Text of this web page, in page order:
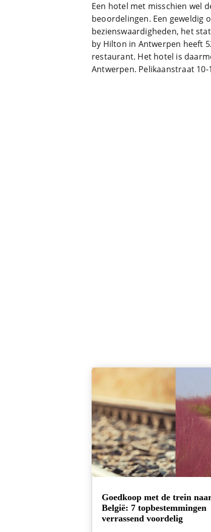
Een hotel met misschien wel
beoordelingen. Een geweldig
bezienswaardigheden, het
by Hilton in Antwerpen heeft
restaurant. Het hotel is
Antwerpen. Pelikaanstraat
Goedkoop met de trein
België: 7 topbestemmingen
verrassend voordelig